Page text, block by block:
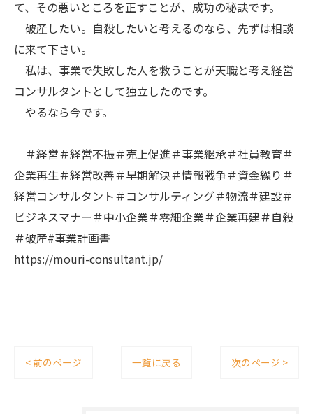
て、その悪いところを正すことが、成功の秘訣です。
破産したい。自殺したいと考えるのなら、先ずは相談
に来て下さい。
私は、事業で失敗した人を救うことが天職と考え経営
コンサルタントとして独立したのです。
やるなら今です。
＃経営＃経営不振＃売上促進＃事業継承＃社員教育＃
企業再生＃経営改善＃早期解決＃情報戦争＃資金繰り＃
経営コンサルタント＃コンサルティング＃物流＃建設＃
ビジネスマナー＃中小企業＃零細企業＃企業再建＃自殺
＃破産#事業計画書
https://mouri-consultant.jp/
< 前のページ 一覧に戻る 次のページ >